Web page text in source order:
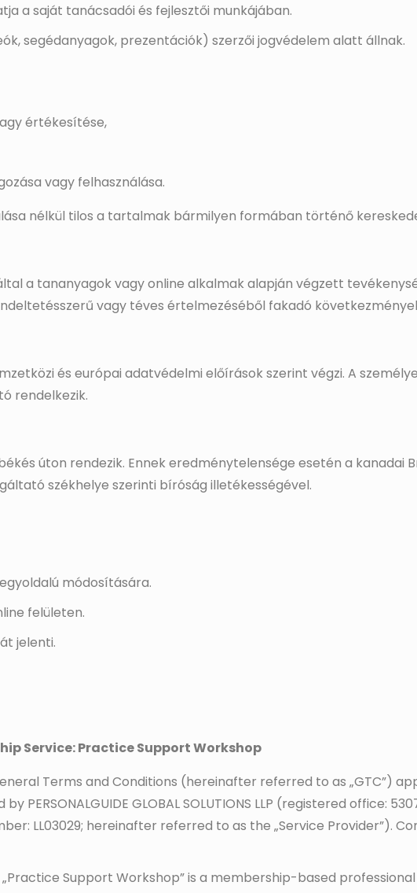
a saját tanácsadói és fejlesztői munkájában.
segédanyagok, prezentációk) szerzői jogvédelem alatt állnak.
értékesítése,
vagy felhasználása.
nélkül tilos a tartalmak bármilyen formában történő
a tananyagok vagy online alkalmak alapján végzett
vagy téves értelmezéséből fakadó
és európai adatvédelmi előírások szerint végzi. A
rendelkezik.
úton rendezik. Ennek eredménytelensége esetén a kanadai
székhelye szerinti bíróság illetékességével.
módosítására.
felületen.
jelenti.
Service: Practice Support Workshop
Terms and Conditions (hereinafter referred to as „GTC”)
GLOBAL SOLUTIONS LLP (registered office:
LL03029; hereinafter referred to as the „Service Provider”).
„Practice Support Workshop” is a membership-based